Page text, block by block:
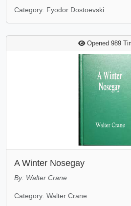
Category: Fyodor Dostoevski
Opened 989
A Winter Nosegay
By: Walter Crane
Category: Walter Crane